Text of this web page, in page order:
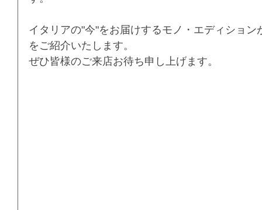
イタリアの"今"をお届けするモノ・エディショ
をご紹介いたします。
ぜひ皆様のご来店お待ち申し上げます。